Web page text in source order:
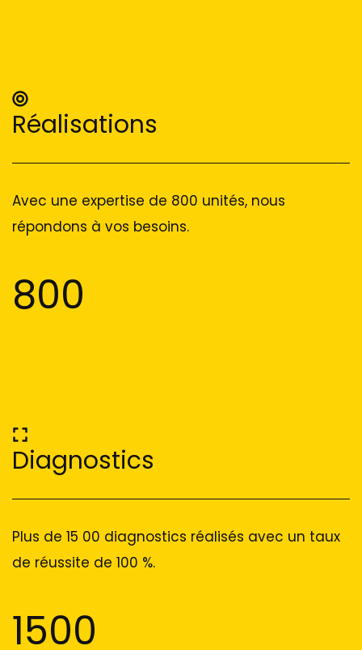
Réalisations
Avec une expertise de 800 unités, nous
répondons à vos besoins.
800
Diagnostics
Plus de 15 00 diagnostics réalisés avec un taux
de réussite de 100 %.
1500